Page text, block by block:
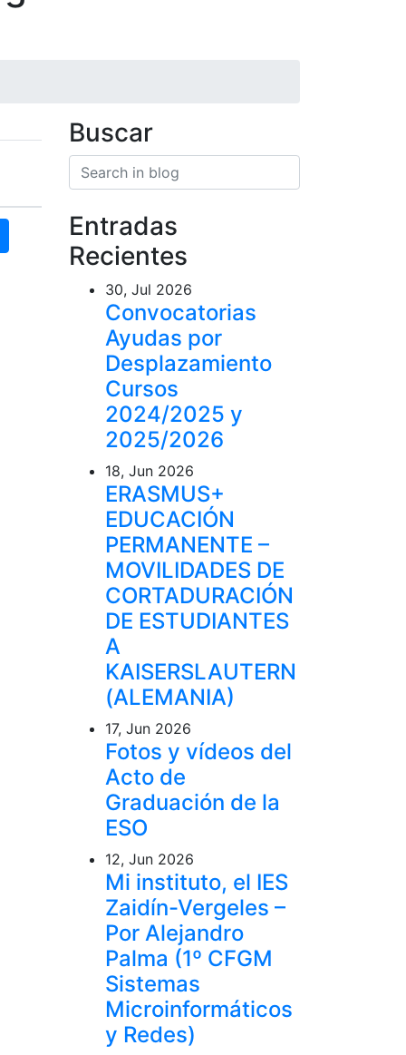
Buscar
Buscar en el blog
Search
Entradas
Recientes
30, Jul 2026
Convocatorias
Ayudas por
Desplazamiento
Cursos
2024/2025 y
2025/2026
18, Jun 2026
ERASMUS+
EDUCACIÓN
PERMANENTE –
MOVILIDADES DE
CORTADURACIÓN
DE ESTUDIANTES
A
KAISERSLAUTERN
(ALEMANIA)
17, Jun 2026
Fotos y vídeos del
Acto de
Graduación de la
ESO
12, Jun 2026
Mi instituto, el IES
Zaidín-Vergeles –
Por Alejandro
Palma (1º CFGM
Sistemas
Microinformáticos
y Redes)